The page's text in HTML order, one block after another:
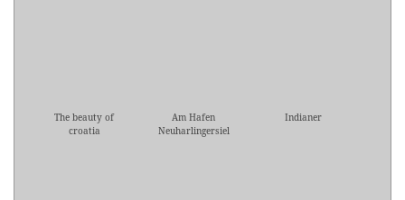
The beauty of
croatia
Am Hafen
Neuharlingersiel
Indianer